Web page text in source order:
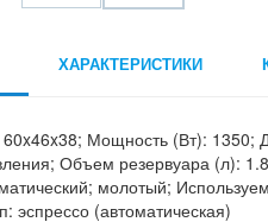
ХАРАКТЕРИСТИКИ
Мощность (Вт): 1350;
Объем резервуара (л):
молотый;
эспрессо (автоматическая)